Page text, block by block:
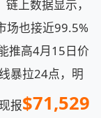
上数据显示，
场也接近99.5%
推高4月15日价
暴拉24点，明
报$71,529